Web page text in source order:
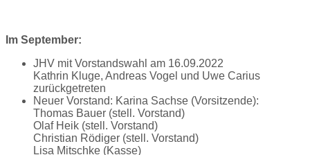
Im September:
JHV mit Vorstandswahl am 16.09.2022
Kathrin Kluge, Andreas Vogel und Uwe Carius
zurückgetreten
Neuer Vorstand: Karina Sachse (Vorsitzende):
Thomas Bauer (stell. Vorstand)
Olaf Heik (stell. Vorstand)
Christian Rödiger (stell. Vorstand)
Lisa Mitschke (Kasse)